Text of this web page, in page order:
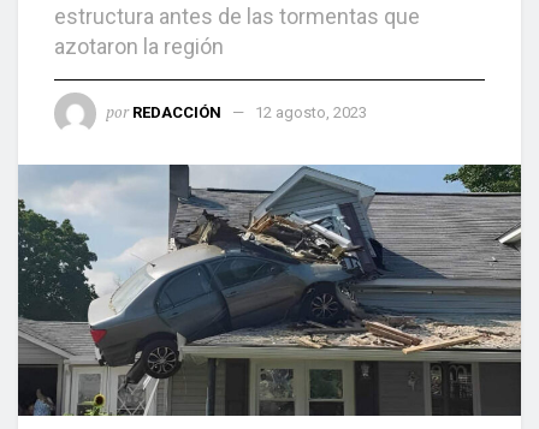
estructura antes de las tormentas que
azotaron la región
por REDACCIÓN 12 agosto, 2023